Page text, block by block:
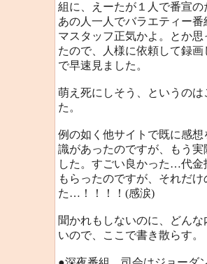
組に、えーたが１人で番宣
あの人一人でバラエティー
マスタッフ正気かよ。とか
たので、人様に依頼して録
で早速見ました。
萌え死にしそう、というの
た。
例の如く他サイトで既に感
識があったのですが、もう
した。すごい良かった…代
もらったのですが、それだ
た…！！！！(感涙)
聞かれもしないのに、どん
いので、ここで書き散らす。